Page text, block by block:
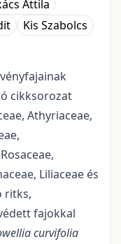
Attila
Kis Szabolcs
cikkso­ro­zat
Athyriaceae,
Liliaceae és
ritks,
fajokkal
curvifolia